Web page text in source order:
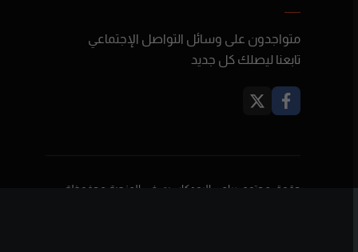
متواجدون على وسائل التواصل الإجتماعي
تابعنا ليصلك كل جديد
حقوق محتوى برامج البودكاست في المنصة محفوظة